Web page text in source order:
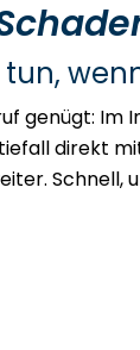
tun,
genügt: Im
direkt
Schnell,